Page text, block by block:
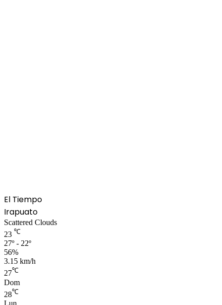
El Tiempo
Irapuato
Scattered Clouds
23 ℃
27º - 22º
56%
3.15 km/h
27℃
Dom
28℃
Lun